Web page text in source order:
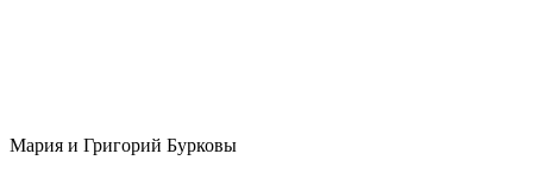
Мария и Григорий Бурковы